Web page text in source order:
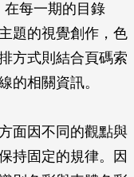
在每一期的目錄
題的視覺創作，色
方式則結合頁碼索
的相關資訊。
面因不同的觀點與
持固定的規律。因